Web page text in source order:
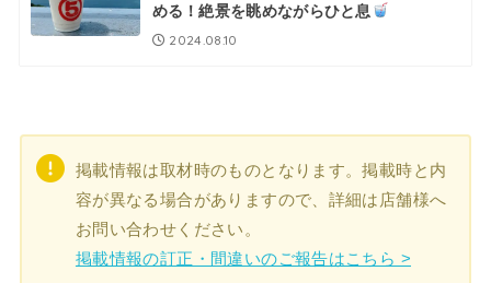
める！絶景を眺めながらひと息
2024.08.10
掲載情報は取材時のものとなります。掲載時と内
容が異なる場合がありますので、詳細は店舗様へ
お問い合わせください。
掲載情報の訂正・間違いのご報告はこちら >